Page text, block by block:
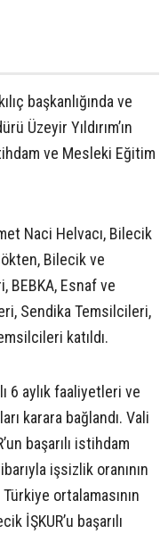
başkanlığında ve
Üzeyir Yıldırım’ın
ve Mesleki Eğitim
Naci Helvacı, Bilecik
Bilecik ve
BEBKA, Esnaf ve
Sendika Temsilcileri,
katıldı.
6 aylık faaliyetleri ve
karara bağlandı. Vali
başarılı istihdam
işsizlik oranının
ortalamasının
İŞKUR’u başarılı